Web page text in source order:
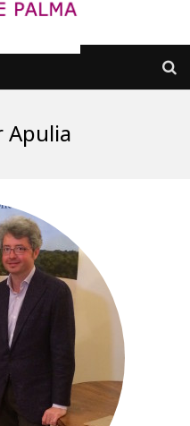
Apulia